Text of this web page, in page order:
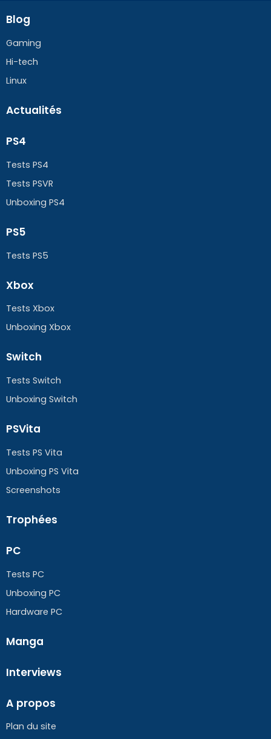
Blog
Gaming
Hi-tech
Linux
Actualités
PS4
Tests PS4
Tests PSVR
Unboxing PS4
PS5
Tests PS5
Xbox
Tests Xbox
Unboxing Xbox
Switch
Tests Switch
Unboxing Switch
PSVita
Tests PS Vita
Unboxing PS Vita
Screenshots
Trophées
PC
Tests PC
Unboxing PC
Hardware PC
Manga
Interviews
A propos
Plan du site